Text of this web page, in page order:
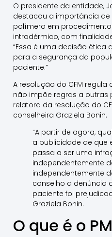
O presidente da entidade,
destacou a importância de
polímero em
intradérmico, com
“Essa é uma decisão ética
para a segurança da
paciente.”
A resolução do CFM
não impõe regras a outras
relatora da resolução do
conselheira Graziela Bonin.
“A partir de agora,
a publicidade de que
passa a ser uma
independentemente
independentemente
conselho a denúncia
paciente foi
Graziela Bonin.
O que é o